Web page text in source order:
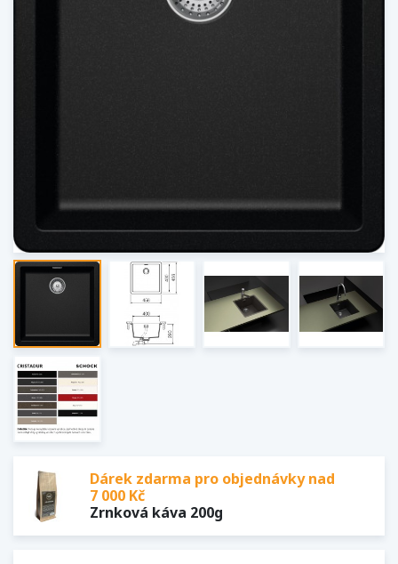
Dárek zdarma pro objednávky nad
7 000 Kč
Zrnková káva 200g